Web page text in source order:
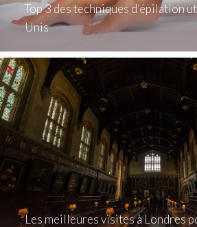
Top 3 des techniques d’épilation
Unis
Les meilleures visites à Londres